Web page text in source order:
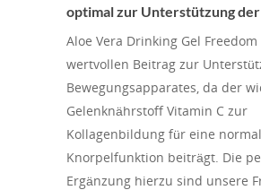
optimal zur Unterstützung
Aloe Vera Drinking Gel
wertvollen Beitrag zur
Bewegungsapparates, da der
Gelenknährstoff Vitamin C zur
Kollagenbildung für eine
Knorpelfunktion beiträgt. Die
Ergänzung hierzu sind unsere